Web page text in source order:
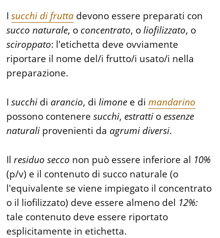
Isucchi di frutta devono essere preparati con
succo naturale, o concentrato, oliofilizzato, o
sciroppato: l'etichetta deve ovviamente
riportare il nome del/i frutto/i usato/i nella
preparazione.
Isucchi di arancio, dilimone e dimandarino
possono conteneresucchi, estratti o essenze
naturali provenienti da agrumi diversi.
Ilresiduo secco non può essere inferiore al 10%
(p/v) e il contenuto di succo naturale (o
l'equivalente se viene impiegato il concentrato
o il liofilizzato) deve essere almeno del 12%:
tale contenuto deve essere riportato
esplicitamente in etichetta.